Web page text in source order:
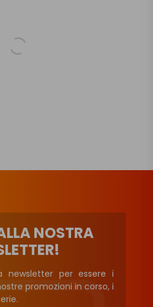
NOSTRA
newsletter per essere i
promozioni in corso, i